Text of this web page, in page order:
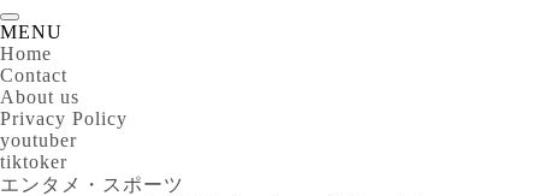
MENU
Home
Contact
About us
Privacy Policy
youtuber
tiktoker
エンタメ・スポーツ